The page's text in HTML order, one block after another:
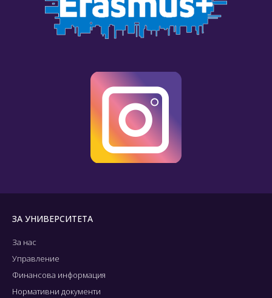
ЗА УНИВЕРСИТЕТА
За нас
Управление
Финансова информация
Нормативни документи